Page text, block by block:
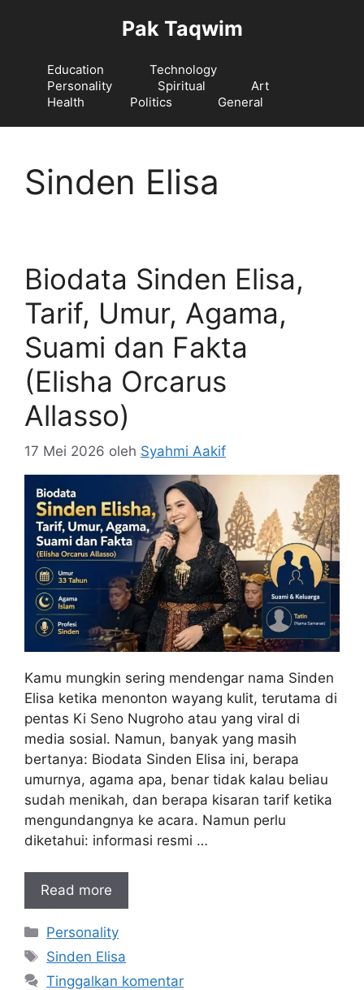
Pak Taqwim
Education
Technology
Personality
Spiritual
Art
Health
Politics General
Sinden Elisa
Biodata Sinden Elisa,
Tarif, Umur, Agama,
Suami dan Fakta
(Elisha Orcarus
Allasso)
17 Mei 2026 oleh Syahmi Aakif
Kamu mungkin sering mendengar nama Sinden
Elisa ketika menonton wayang kulit, terutama di
pentas Ki Seno Nugroho atau yang viral di
media sosial. Namun, banyak yang masih
bertanya: Biodata Sinden Elisa ini, berapa
umurnya, agama apa, benar tidak kalau beliau
sudah menikah, dan berapa kisaran tarif ketika
mengundangnya ke acara. Namun perlu
diketahui: informasi resmi …
Read more
Kategori
Personality
Tag
Sinden Elisa
Tinggalkan komentar